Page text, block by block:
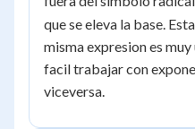
\right)^{m}
que se eleva la base.
misma expresion es
facil trabajar con
viceversa.